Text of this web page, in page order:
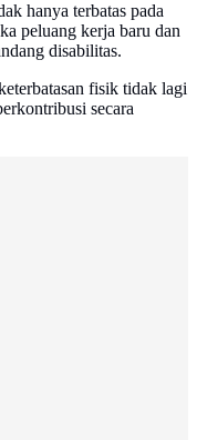
hanya terbatas pada
peluang kerja baru dan
disabilitas.
fisik tidak lagi
secara